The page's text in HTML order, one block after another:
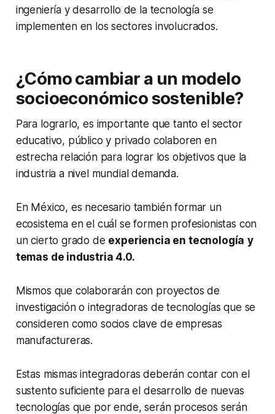
ingeniería y desarrollo de la tecnología se
implementen en los sectores involucrados.
¿Cómo cambiar a un modelo
socioeconómico sostenible?
Para lograrlo, es importante que tanto el sector
educativo, público y privado colaboren en
estrecha relación para lograr los objetivos que la
industria a nivel mundial demanda.
En México, es necesario también formar un
ecosistema en el cuál se formen profesionistas con
un cierto grado de experiencia en tecnología y
temas de industria 4.0.
Mismos que colaborarán con proyectos de
investigación o integradoras de tecnologías que se
consideren como socios clave de empresas
manufactureras.
Estas mismas integradoras deberán contar con el
sustento suficiente para el desarrollo de nuevas
tecnologías que por ende, serán procesos serán